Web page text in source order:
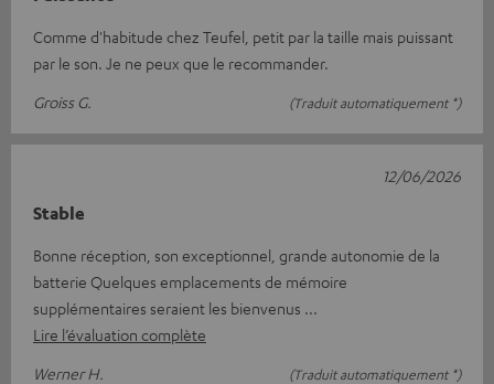
Comme d'habitude chez Teufel, petit par la taille mais puissant
par le son. Je ne peux que le recommander.
Groiss G.
(Traduit automatiquement *)
Stable
Bonne réception, son exceptionnel, grande autonomie de la
batterie Quelques emplacements de mémoire
supplémentaires seraient les bienvenus
Lire l’évaluation complète
Werner H.
(Traduit automatiquement *)
12/06/2026